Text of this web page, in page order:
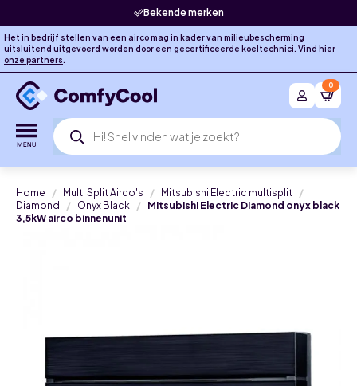
Bekende merken
Het in bedrijf stellen van een airco mag in kader van milieubescherming
uitsluitend uitgevoerd worden door een gecertificeerde koeltechnici. Vind hier
onze partners.
Producten
zoeken
0
Home Multi Split Airco's
Mitsubishi Electric multisplit
Diamond
Onyx Black
Mitsubishi Electric Diamond onyx black
3,5kW airco binnenunit